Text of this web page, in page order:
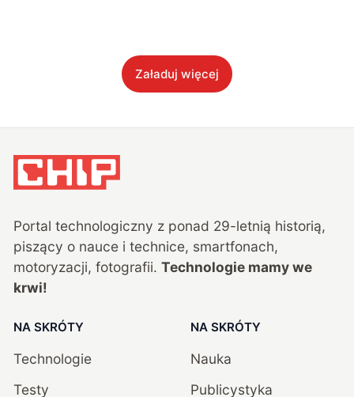
Załaduj więcej
Portal technologiczny z ponad 29-letnią historią,
piszący o nauce i technice, smartfonach,
motoryzacji, fotografii. Technologie mamy we
krwi!
NA SKRÓTY
Technologie
Testy
NA SKRÓTY
Nauka
Publicystyka